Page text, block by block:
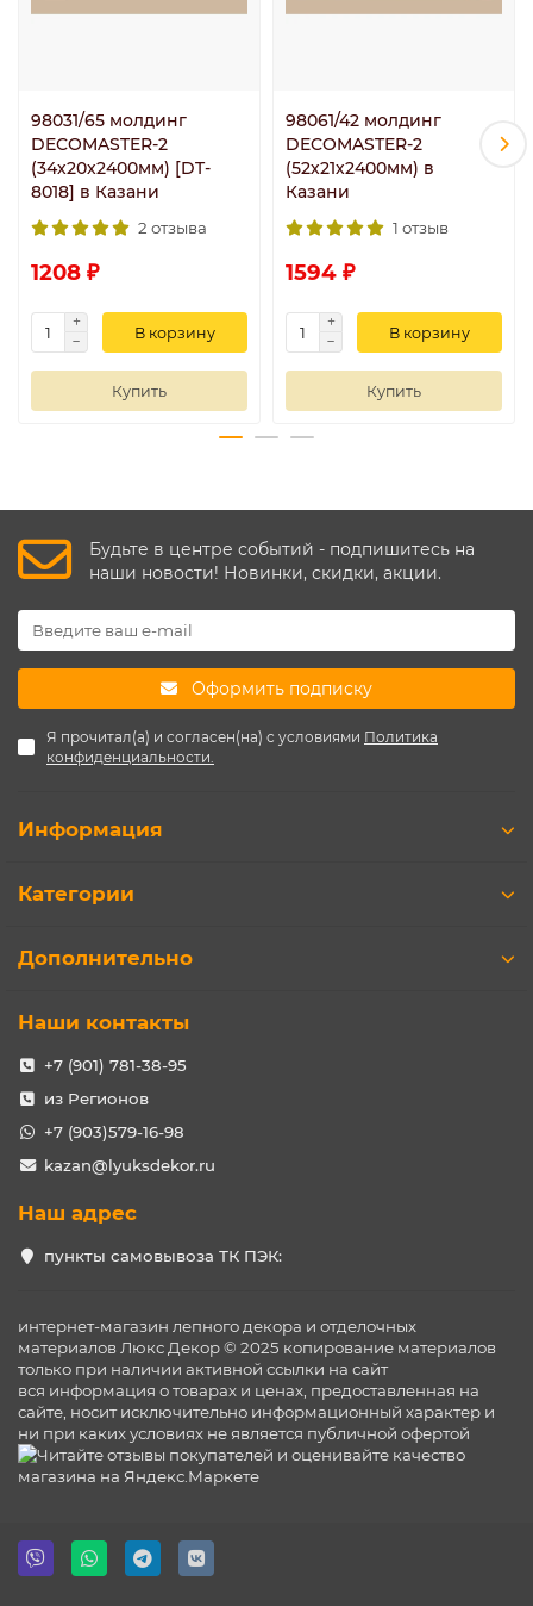
98031/65 молдинг
DECOMASTER-2
(34х20х2400мм) [DT-
8018] в Казани
2 отзыва
1208 ₽
В корзину
Купить
98061/42 молдинг
DECOMASTER-2
(52х21х2400мм) в
Казани
1 отзыв
1594 ₽
В корзину
Купить
Будьте в центре событий - подпишитесь на
наши новости! Новинки, скидки, акции.
Оформить подписку
Я прочитал(а) и согласен(на) с условиями Политика
конфиденциальности.
Информация
Категории
Дополнительно
Наши контакты
+7 (901) 781-38-95
из Регионов
+7 (903)579-16-98
kazan@lyuksdekor.ru
Наш адрес
пункты самовывоза ТК ПЭК:
интернет-магазин лепного декора и отделочных
материалов Люкс Декор © 2025 копирование материалов
только при наличии активной ссылки на сайт
вся информация о товарах и ценах, предоставленная на
сайте, носит исключительно информационный характер и
ни при каких условиях не является публичной офертой